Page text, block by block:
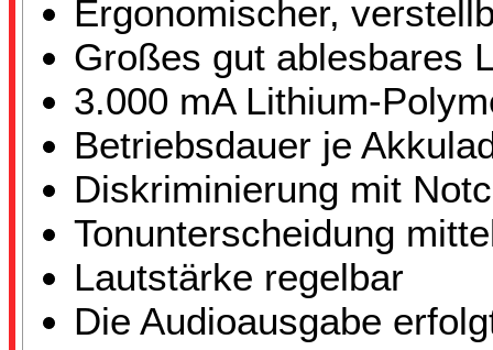
Ergonomischer,
Großes gut ablesbares
3.000 mA Lithium-
Betriebsdauer je
Diskriminierung mit
Tonunterscheidung
Lautstärke regelbar
Die Audioausgabe